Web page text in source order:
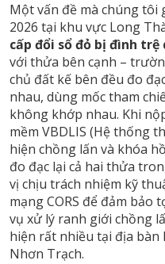
Một vấn đề mà chúng tôi
2026 tại khu vực Long
cấp đổi sổ đỏ bị đình
với thửa bên cạnh –
chủ đất kế bên đều đo
nhau, dùng mốc tham
không khớp nhau. Khi
mềm VBDLIS (Hệ thống
hiện chồng lấn và khóa
đo đạc lại cả hai thửa
vị chịu trách nhiệm kỹ
mạng CORS để đảm bảo
vụ xử lý ranh giới chồng
hiện rất nhiều tại địa bàn
Nhơn Trạch.